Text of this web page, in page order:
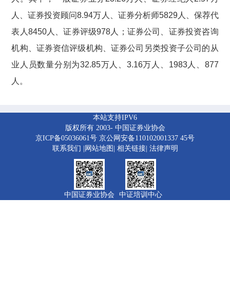
人
、证券投资顾问8.94万人、证券分析师5829人、保荐代
表人 8450人、证券评级978 人 ； 证券公司、证券投资咨询
机构、证券资信评级机构、证券公司另类投资子公司的从
业人员数量分别为32.85万人、3.16万人、1983人、877
人。
本站支持IPV6
版权所有 2003-中国证券业协会
京ICP备05036061号 京公网安备110102001337 45号
联系我们
网站地图 相关链接| 法律声明
中国证券业协会 中证培训中心